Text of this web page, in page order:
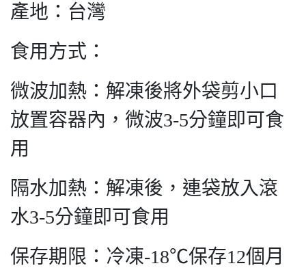
產地：台灣
食用方式：
微波加熱：解凍後將外袋剪小口
放置容器內，微波3-5分鐘即可食
用
隔水加熱：解凍後，連袋放入滾
水3-5分鐘即可食用
保存期限：冷凍-18℃保存12個月